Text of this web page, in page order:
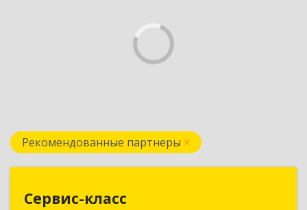
Рекомендованные партнеры
Сервис-класс